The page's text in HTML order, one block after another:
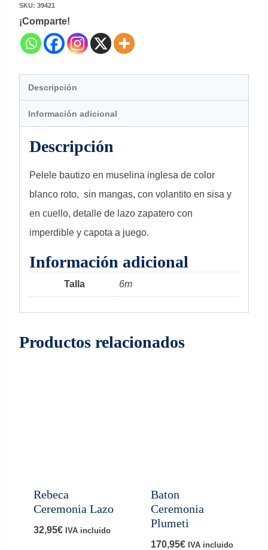
SKU: 39421
¡Comparte!
Descripción
Información adicional
Descripción
Pelele bautizo en muselina inglesa de color
blanco roto, sin mangas, con volantito en sisa y
en cuello, detalle de lazo zapatero con
imperdible y capota a juego.
Información adicional
Talla 6m
Productos relacionados
Rebeca
Ceremonia Lazo
32,95€ IVA incluido
Baton
Ceremonia
Plumeti
170,95€ IVA incluido